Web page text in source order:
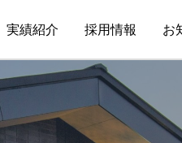
実績紹介 採用情報 お